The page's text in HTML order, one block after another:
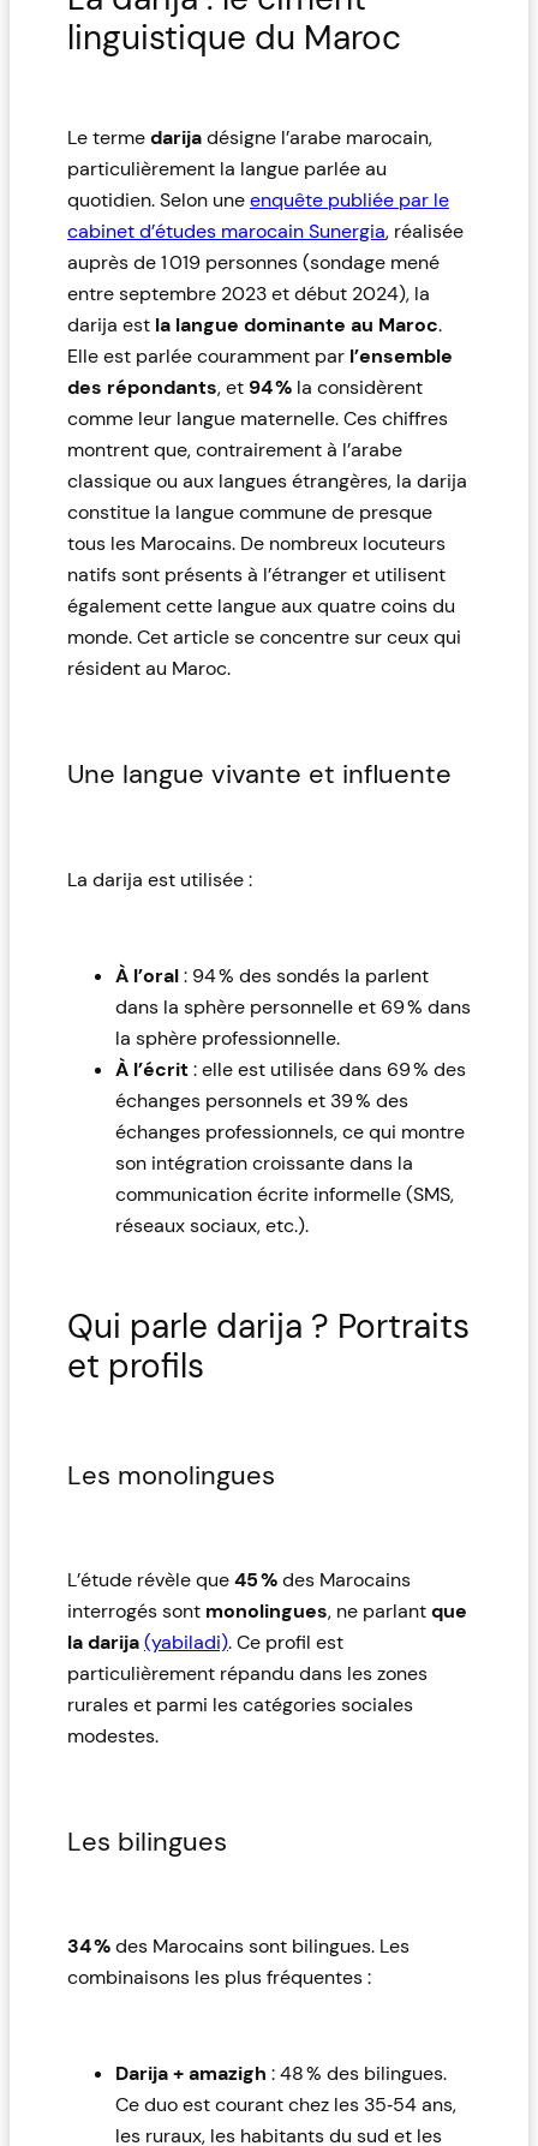
linguistique du Maroc
Le termedarijadésigne l’arabe marocain,
particulièrement la langue parlée au
quotidien. Selon uneenquête publiée par le
cabinet d’études marocain Sunergia, réalisée
auprès de 1 019 personnes (sondage mené
entre septembre 2023 et début 2024), la
darija est la langue dominante au Maroc.
Elle est parlée couramment par l’ensemble
des répondants, et 94 % la considèrent
comme leur langue maternelle. Ces chiffres
montrent que, contrairement à l’arabe
classique ou aux langues étrangères, la darija
constitue la langue commune de presque
tous les Marocains. De nombreux locuteurs
natifs sont présents à l’étranger et utilisent
également cette langue aux quatre coins du
monde. Cet article se concentre sur ceux qui
résident au Maroc.
Une langue vivante et influente
La darija est utilisée :
À l’oral: 94 % des sondés la parlent
dans la sphère personnelle et 69 % dans
la sphère professionnelle.
À l’écrit: elle est utilisée dans 69 % des
échanges personnels et 39 % des
échanges professionnels, ce qui montre
son intégration croissante dans la
communication écrite informelle (SMS,
réseaux sociaux, etc.).
Qui parle darija ? Portraits
et profils
Les monolingues
L’étude révèle que45 %des Marocains
interrogés sont monolingues, ne parlantque
la darija(yabiladi). Ce profil est
particulièrement répandu dans les zones
rurales et parmi les catégories sociales
modestes.
Les bilingues
34 %des Marocains sont bilingues. Les
combinaisons les plus fréquentes :
Darija + amazigh : 48 % des bilingues.
Ce duo est courant chez les 35‑54 ans,
les ruraux, les habitants du sud et les